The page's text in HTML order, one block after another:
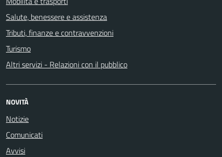
Salute, benessere e assistenza
Tributi, finanze e contravvenzioni
Turismo
Altri servizi - Relazioni con il pubblico
NOVITÀ
Notizie
Comunicati
Avvisi